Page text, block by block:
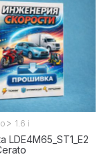
> 1.6 i
LDE4M65_ST1_E2